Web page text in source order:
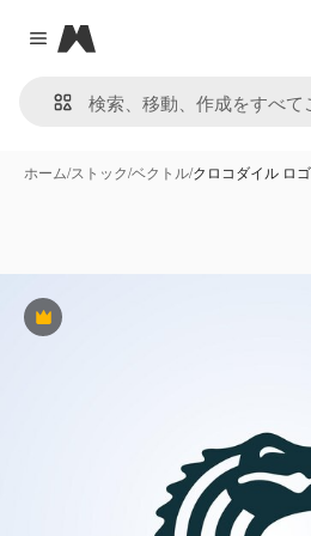
Close menu
Magnific
ホーム/ストック/ベクトル/クロコダイル ロ
Premium